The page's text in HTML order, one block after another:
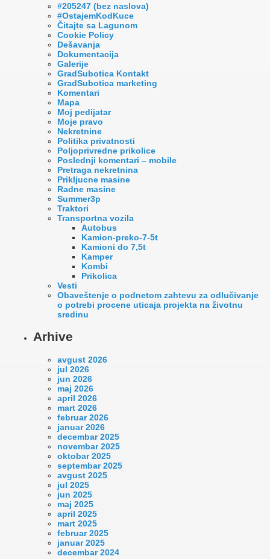
#205247 (bez naslova)
#OstajemKodKuce
Čitajte sa Lagunom
Cookie Policy
Dešavanja
Dokumentacija
Galerije
GradSubotica Kontakt
GradSubotica marketing
Komentari
Mapa
Moj pedijatar
Moje pravo
Nekretnine
Politika privatnosti
Poljoprivredne prikolice
Poslednji komentari – mobile
Pretraga nekretnina
Prikljucne masine
Radne masine
Summer3p
Traktori
Transportna vozila
Autobus
Kamion-preko-7-5t
Kamioni do 7,5t
Kamper
Kombi
Prikolica
Vesti
Оbaveštenje o podnetom zahtevu za odlučivanje
o potrebi procene uticaja projekta na životnu
sredinu
Arhive
avgust 2026
jul 2026
jun 2026
maj 2026
april 2026
mart 2026
februar 2026
januar 2026
decembar 2025
novembar 2025
oktobar 2025
septembar 2025
avgust 2025
jul 2025
jun 2025
maj 2025
april 2025
mart 2025
februar 2025
januar 2025
decembar 2024